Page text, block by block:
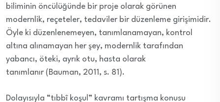
biliminin öncülüğünde bir proje olarak görünen
modernlik, reçeteler, tedaviler bir düzenleme girişimidir.
Öyle ki düzenlenemeyen, tanımlanamayan, kontrol
altına alınamayan her şey, modernlik tarafından
yabancı, öteki, ayrık otu, hasta olarak
tanımlanır (Bauman, 2011, s. 81).
Dolayısıyla “tıbbî koşul” kavramı tartışma konusu